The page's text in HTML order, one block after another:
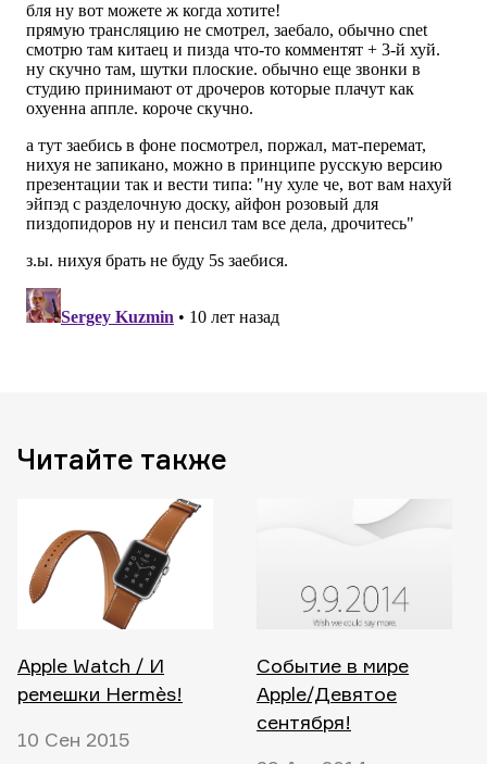
Читайте также
Apple Watch / И
ремешки Hermès!
10 Сен 2015
Событие в мире
Apple/Девятое
сентября!